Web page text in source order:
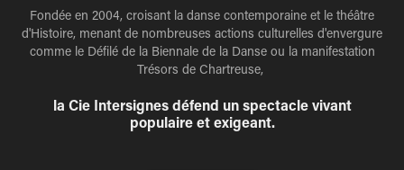
Fondée en 2004, croisant la danse contemporaine et le théâtre
d'Histoire, menant de nombreuses actions culturelles d'envergure
comme le Défilé de la Biennale de la Danse ou la manifestation
Trésors de Chartreuse,
la Cie Intersignes défend un spectacle vivant
populaire et exigeant.